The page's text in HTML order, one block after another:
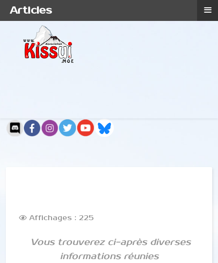
Affichages : 225
Vous trouverez ci-après diverses
informations réunies
Articles ≡